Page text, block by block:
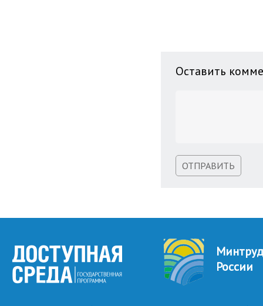
Оставить
ОТПРАВИТЬ
Минтруд
России